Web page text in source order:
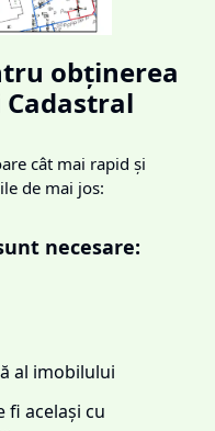
obținerea
cât mai rapid și
de mai jos:
necesare:
al imobilului
fi același cu